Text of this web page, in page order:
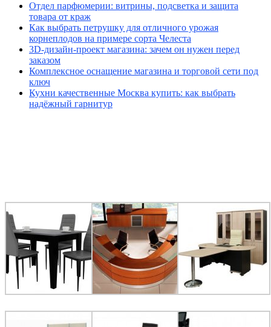
Отдел парфюмерии: витрины, подсветка и защита
товара от краж
Как выбрать петрушку для отличного урожая
корнеплодов на примере сорта Челеста
3D-дизайн-проект магазина: зачем он нужен перед
заказом
Комплексное оснащение магазина и торговой сети под
ключ
Кухни качественные Москва купить: как выбрать
надёжный гарнитур